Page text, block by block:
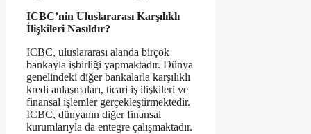
ICBC’nin Uluslararası Karşılıklı
İlişkileri Nasıldır?
ICBC, uluslararası alanda birçok
bankayla işbirliği yapmaktadır. Dünya
genelindeki diğer bankalarla karşılıklı
kredi anlaşmaları, ticari iş ilişkileri ve
finansal işlemler gerçekleştirmektedir.
ICBC, dünyanın diğer finansal
kurumlarıyla da entegre çalışmaktadır.